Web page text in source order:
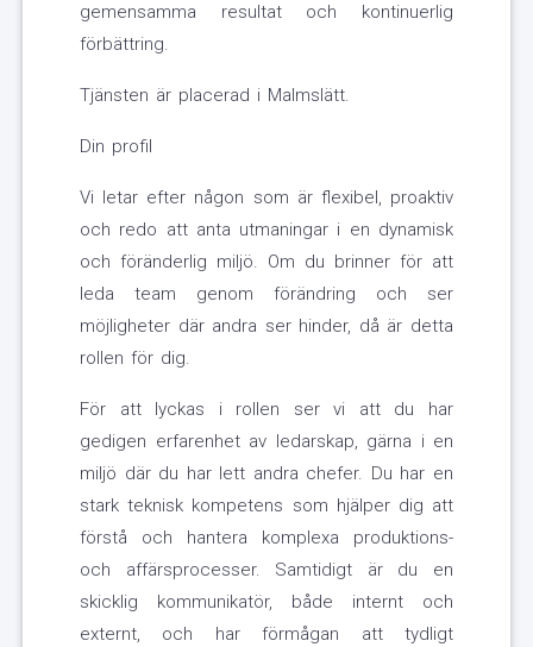
gemensamma resultat och kontinuerlig
förbättring.
Tjänsten är placerad i Malmslätt.
Din profil
Vi letar efter någon som är flexibel, proaktiv
och redo att anta utmaningar i en dynamisk
och föränderlig miljö. Om du brinner för att
leda team genom förändring och ser
möjligheter där andra ser hinder, då är detta
rollen för dig.
För att lyckas i rollen ser vi att du har
gedigen erfarenhet av ledarskap, gärna i en
miljö där du har lett andra chefer. Du har en
stark teknisk kompetens som hjälper dig att
förstå och hantera komplexa produktions-
och affärsprocesser. Samtidigt är du en
skicklig kommunikatör, både internt och
externt, och har förmågan att tydligt